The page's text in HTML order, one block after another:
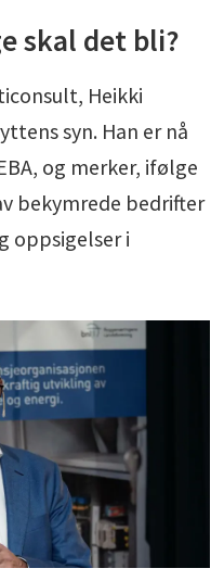
skal det bli?
Heikki
syn. Han er nå
og merker, ifølge
bekymrede bedrifter
oppsigelser i